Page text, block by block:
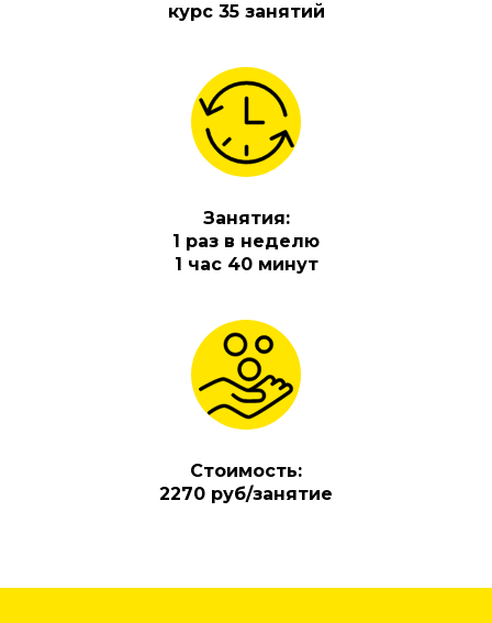
курс 35 занятий
Занятия:
1 раз в неделю
1 час 40 минут
Стоимость:
2270 руб/занятие